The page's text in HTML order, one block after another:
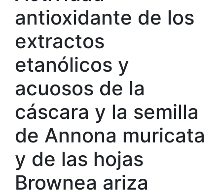
antioxidante de los
extractos
etanólicos y
acuosos de la
cáscara y la semilla
de Annona muricata
y de las hojas
Brownea ariza